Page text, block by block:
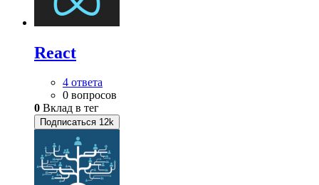
React
4 ответа
0 вопросов
0 Вклад в тег
Подписаться 12k